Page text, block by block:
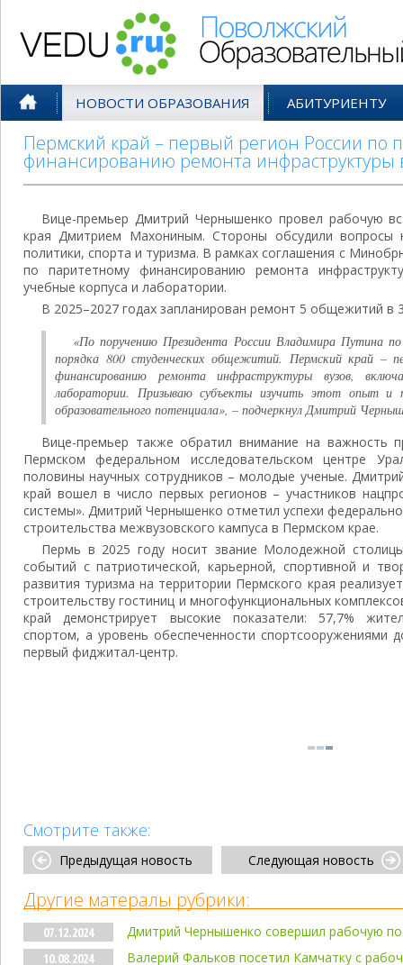
НОВОСТИ ОБРАЗОВАНИЯ АБИТУРИЕНТУ
Пермский край – первый регион России по
финансированию ремонта инфраструктуры
Вице-премьер Дмитрий Чернышенко провел рабочую
края Дмитрием Махониным. Стороны обсудили вопросы
политики, спорта и туризма. В рамках соглашения с
по паритетному финансированию ремонта
учебные корпуса и лаборатории.
В 2025–2027 годах запланирован ремонт 5 общежитий в
«По поручению Президента России Владимира Путина
порядка 800 студенческих общежитий. Пермский край –
финансированию ремонта инфраструктуры вузов,
лаборатории. Призываю субъекты изучить этот опыт и
образовательного потенциала», – подчеркнул Дмитрий
Вице-премьер также обратил внимание на важность
Пермском федеральном исследовательском центре
половины научных сотрудников – молодые ученые.
край вошел в число первых регионов – участников
системы». Дмитрий Чернышенко отметил успехи
строительства межвузовского кампуса в Пермском крае.
Пермь в 2025 году носит звание Молодежной
событий с патриотической, карьерной, спортивной и
развития туризма на территории Пермского края
строительству гостиниц и многофункциональных
край демонстрирует высокие показатели: 57,7%
спортом, а уровень обеспеченности спортсооружениями
первый фиджитал-центр.
Смотрите также:
Предыдущая новость Следующая новость
Другие матералы рубрики:
07.12.2024
Дмитрий Чернышенко совершил рабочую
10.08.2024
Валерий Фальков посетил Камчатку с